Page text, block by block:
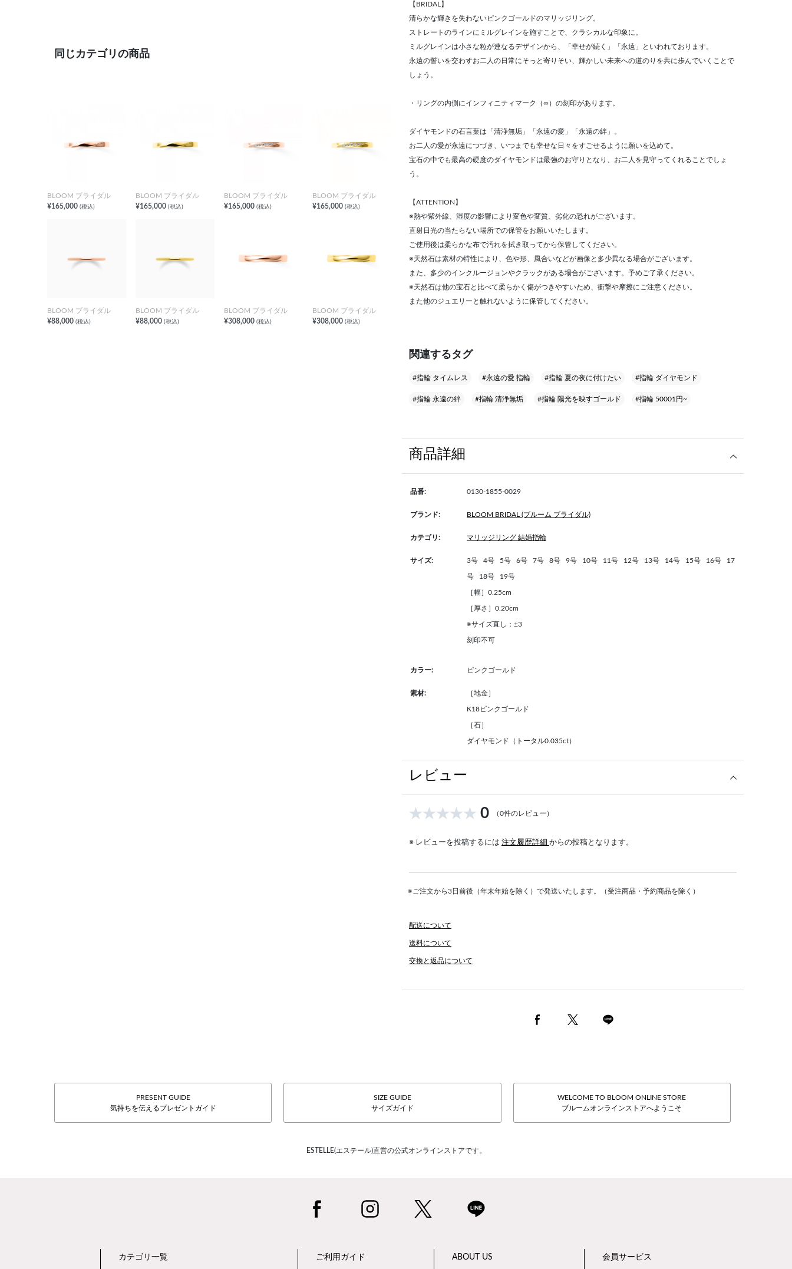
同じカテゴリの商品
BLOOM ブライダル
¥165,000 (税込)
BLOOM ブライダル
¥165,000 (税込)
BLOOM ブライダル
¥165,000 (税込)
BLOOM ブライダル
¥165,000 (税込)
BLOOM ブライダル
¥88,000 (税込)
BLOOM ブライダル
¥88,000 (税込)
BLOOM ブライダル
¥308,000 (税込)
BLOOM ブライダル
¥308,000 (税込)
【BRIDAL】
清らかな輝きを失わないピンクゴールドのマリッジリング。
ストレートのラインにミルグレインを施すことで、クラシカルな印象に。
ミルグレインは小さな粒が連なるデザインから、「幸せが続く」「永遠」といわれております。
永遠の誓いを交わすお二人の日常にそっと寄りそい、輝かしい未来への道のりを共に歩んでいくことで
しょう。
・リングの内側にインフィニティマーク（∞）の刻印があります。
ダイヤモンドの石言葉は「清浄無垢」「永遠の愛」「永遠の絆」。
お二人の愛が永遠につづき、いつまでも幸せな日々をすごせるように願いを込めて。
宝石の中でも最高の硬度のダイヤモンドは最強のお守りとなり、お二人を見守ってくれることでしょ
う。
【ATTENTION】
※熱や紫外線、湿度の影響により変色や変質、劣化の恐れがございます。
直射日光の当たらない場所での保管をお願いいたします。
ご使用後は柔らかな布で汚れを拭き取ってから保管してください。
※天然石は素材の特性により、色や形、風合いなどが画像と多少異なる場合がございます。
また、多少のインクルージョンやクラックがある場合がございます。予めご了承ください。
※天然石は他の宝石と比べて柔らかく傷がつきやすいため、衝撃や摩擦にご注意ください。
また他のジュエリーと触れないように保管してください。
関連するタグ
#指輪 タイムレス #永遠の愛 指輪 #指輪 夏の夜に付けたい #指輪 ダイヤモンド
#指輪 永遠の絆 #指輪 清浄無垢 #指輪 陽光を映すゴールド #指輪 50001円~
商品詳細
品番: 0130-1855-0029
ブランド: BLOOM BRIDAL (ブルーム ブライダル)
カテゴリ: マリッジリング 結婚指輪
サイズ: 3号 4号 5号 6号 7号 8号 9号 10号 11号 12号 13号 14号 15号 16号 17
号 18号 19号
［幅］0.25cm
［厚さ］0.20cm
※サイズ直し：±3
刻印不可
カラー: ピンクゴールド
素材: ［地金］
K18ピンクゴールド
［石］
ダイヤモンド（トータル0.035ct）
レビュー
0 （0件のレビュー）
※ レビューを投稿するには 注文履歴詳細 からの投稿となります。
※ご注文から3日前後（年末年始を除く）で発送いたします。（受注商品・予約商品を除く）
配送について
送料について
交換と返品について
PRESENT GUIDE
気持ちを伝えるプレゼントガイド
SIZE GUIDE
サイズガイド
WELCOME TO BLOOM ONLINE STORE
ブルームオンラインストアへようこそ
ESTELLE(エステール)直営の公式オンラインストアです。
カテゴリ一覧 ご利用ガイド ABOUT US 会員サービス